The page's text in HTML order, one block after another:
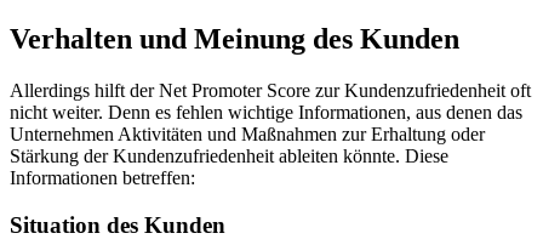
Verhalten und Meinung des Kunden
Allerdings hilft der Net Promoter Score zur Kundenzufriedenheit oft
nicht weiter. Denn es fehlen wichtige Informationen, aus denen das
Unternehmen Aktivitäten und Maßnahmen zur Erhaltung oder
Stärkung der Kundenzufriedenheit ableiten könnte. Diese
Informationen betreffen:
Situation des Kunden